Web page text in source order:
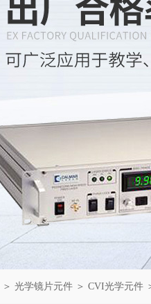
＞ 光学镜片元件 ＞ CVI光学元件